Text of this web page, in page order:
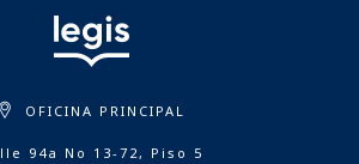
OFICINA PRINCIPAL
94a No 13-72, Piso 5